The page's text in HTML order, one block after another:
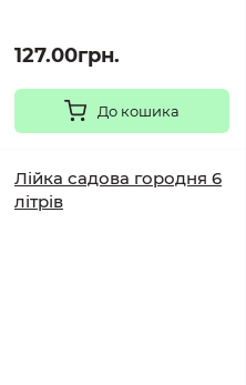
127.00грн.
До кошика
Лійка садова городня 6
літрів